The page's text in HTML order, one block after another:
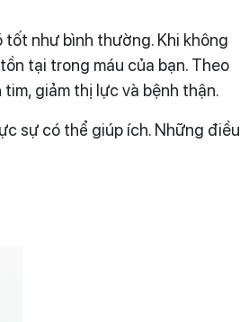
như bình thường. Khi không
tại trong máu của bạn. Theo
giảm thị lực và bệnh thận.
sự có thể giúp ích. Những điều